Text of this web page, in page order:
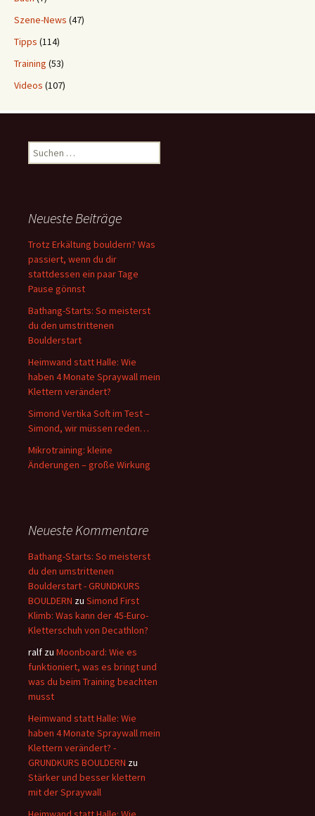
Szene-News (47)
Tipps (114)
Training (53)
Videos (107)
Suchen
nach:
Neueste Beiträge
Trotz Erkältung bouldern? Was
passiert, wenn du dir
stattdessen ein paar Tage
Pause gönnst
Bathang-Starts: So meisterst
du den umstrittenen
Boulderstart
Heimwand statt Halle: Wie
haben 4 Monate Spraywall mein
Klettern verändert?
Simond Vertika Soft im Test –
Simond, wir müssen reden…
Mikrotraining: kleine
Änderungen – große Wirkung
Neueste Kommentare
Bathang-Starts: So meisterst
du den umstrittenen
Boulderstart - GRUNDKURS
BOULDERN zu Simond First
Klimb: Was kann der 45-Euro-
Kletterschuh von Decathlon?
ralf zu Moonboard: Wie es
funktioniert, was es bringt und
was du beim Training beachten
musst
Heimwand statt Halle: Wie
haben 4 Monate Spraywall mein
Klettern verändert? -
GRUNDKURS BOULDERN zu
Stärker und besser klettern
mit der Spraywall